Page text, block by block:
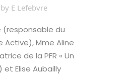
by E Lefebvre
(responsable du
Mme Aline
de la PFR « Un
Elise Aubailly